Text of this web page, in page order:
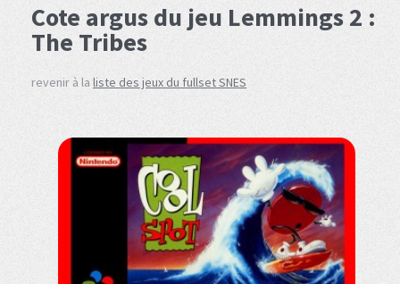
Cote argus du jeu Lemmings 2 :
The Tribes
revenir à la liste des jeux du fullset SNES